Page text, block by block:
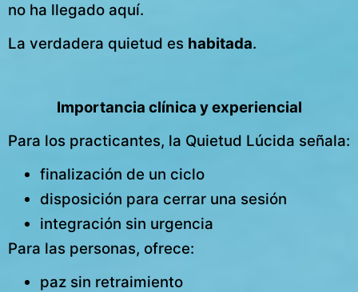
no ha llegado aquí.
La verdadera quietud es habitada.
Importancia clínica y experiencial
Para los practicantes, la Quietud Lúcida señala:
finalización de un ciclo
disposición para cerrar una sesión
integración sin urgencia
Para las personas, ofrece:
paz sin retraimiento